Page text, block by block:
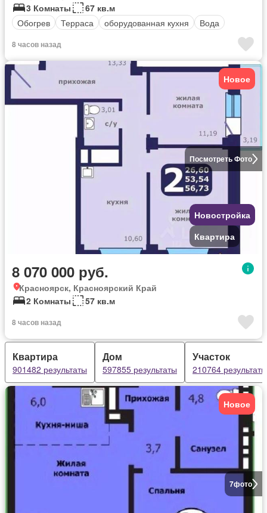
3 Комнаты
67 кв.м
Обогрев
Терраса оборудованная кухня Вода
8 часов назад
Посмотреть Фото
Новое
Новостройка
Квартира
8 070 000 руб.
Красноярск, Красноярский Край
2 Комнаты
57 кв.м
8 часов назад
Квартира
901482 результаты
Дом
597855 результаты
Участок
210764 результаты
7фото
Новое